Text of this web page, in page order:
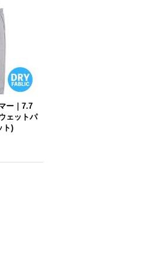
ー｜7.7
ェットパ
ト)